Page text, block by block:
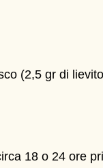
(2,5 gr di
18 o 24 ore